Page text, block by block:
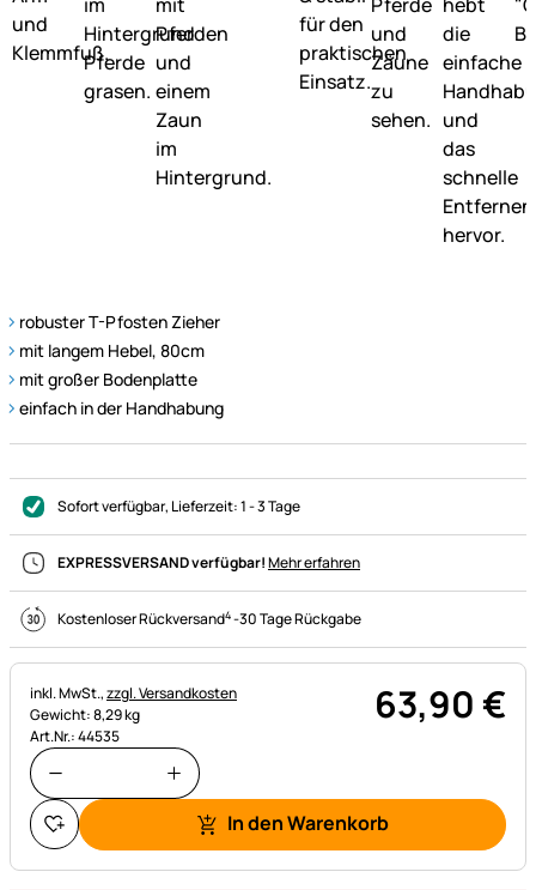
robuster T-Pfosten Zieher
mit langem Hebel, 80cm
mit großer Bodenplatte
einfach in der Handhabung
Sofort verfügbar, Lieferzeit:1 - 3 Tage
EXPRESSVERSAND verfügbar!Mehr erfahren
Kostenloser Rückversand4-30 Tage Rückgabe
Steuerhinweis:
inkl. MwSt.,zzgl. Versandkosten
Gewicht: 8,29 kg
Art.Nr.: 44535
63,90€
In den Warenkorb